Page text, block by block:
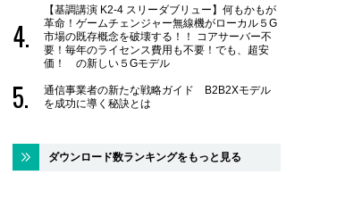
【基調講演 K2-4 スリーダブリュー】何もかもが
革命！ゲームチェンジャー無線機がローカル５G
市場の既存概念を破壊する！！ コアサーバー不
要！毎年のライセンス費用も不要！でも、超安
価！ の新しい５Gモデル
通信事業者の新たな戦略ガイド B2B2Xモデル
を成功に導く秘訣とは
ダウンロード数ランキングをもっと見る